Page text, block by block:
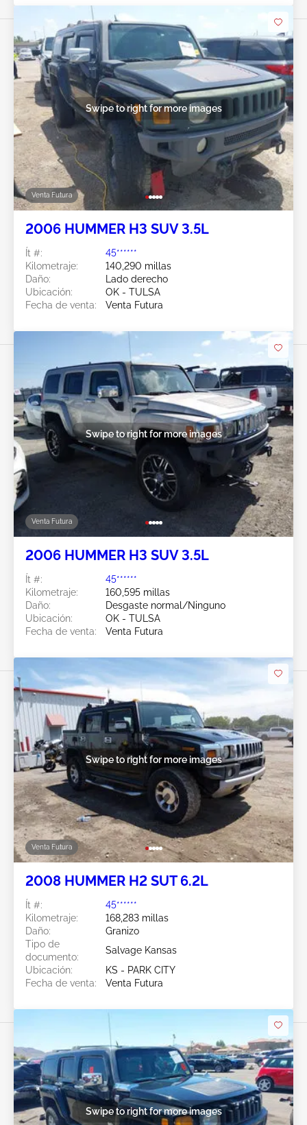
Venta Futura
Swipe to right for more images
2006 HUMMER H3 SUV 3.5L
Ít #:
45******
Kilometraje:
140,290 millas
Daño:
Lado derecho
Ubicación:
OK - TULSA
Fecha de venta:
Venta Futura
Venta Futura
Swipe to right for more images
2006 HUMMER H3 SUV 3.5L
Ít #:
45******
Kilometraje:
160,595 millas
Daño:
Desgaste normal/Ninguno
Ubicación:
OK - TULSA
Fecha de venta:
Venta Futura
Venta Futura
Swipe to right for more images
2008 HUMMER H2 SUT 6.2L
Ít #:
45******
Kilometraje:
168,283 millas
Daño:
Granizo
Tipo de
documento:
Salvage Kansas
Ubicación:
KS - PARK CITY
Fecha de venta:
Venta Futura
Swipe to right for more images